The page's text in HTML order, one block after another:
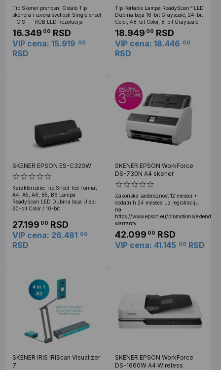
Tip Skener prenosni Ostalo Tip
skenera i izvora svetlosti Single sheet
– CIS – – RGB LED Rezolucija
16.349 00 RSD
VIP cena: 15.919 00
RSD
Tip Portable Lampa ReadyScan™ LED
Dubina boja 16-bit Grayscale, 24-bit
Color, 48-bit Color, 8-bit Grayscale
18.949 00 RSD
VIP cena: 18.446 00
RSD
SKENER EPSON ES-C320W
Karakteristike Tip Sheet-fed Format
A4, A5, A6, B5, B6 Lampa
ReadyScan LED Dubina boja Ulaz:
30-bit Color / 10-bit
27.199 00 RSD
VIP cena: 26.481 00
RSD
SKENER EPSON WorkForce
DS-730N A4 skener
Zakonska saobraznost 12 meseci +
dodatnih 24 meseca uz registraciju
na
https://www.epson.eu/promotions/extended-
warranty
42.099 00 RSD
VIP cena: 41.145 00 RSD
SKENER IRIS IRIScan Visualizer
7
SKENER EPSON WorkForce
DS-1660W A4 Wireless